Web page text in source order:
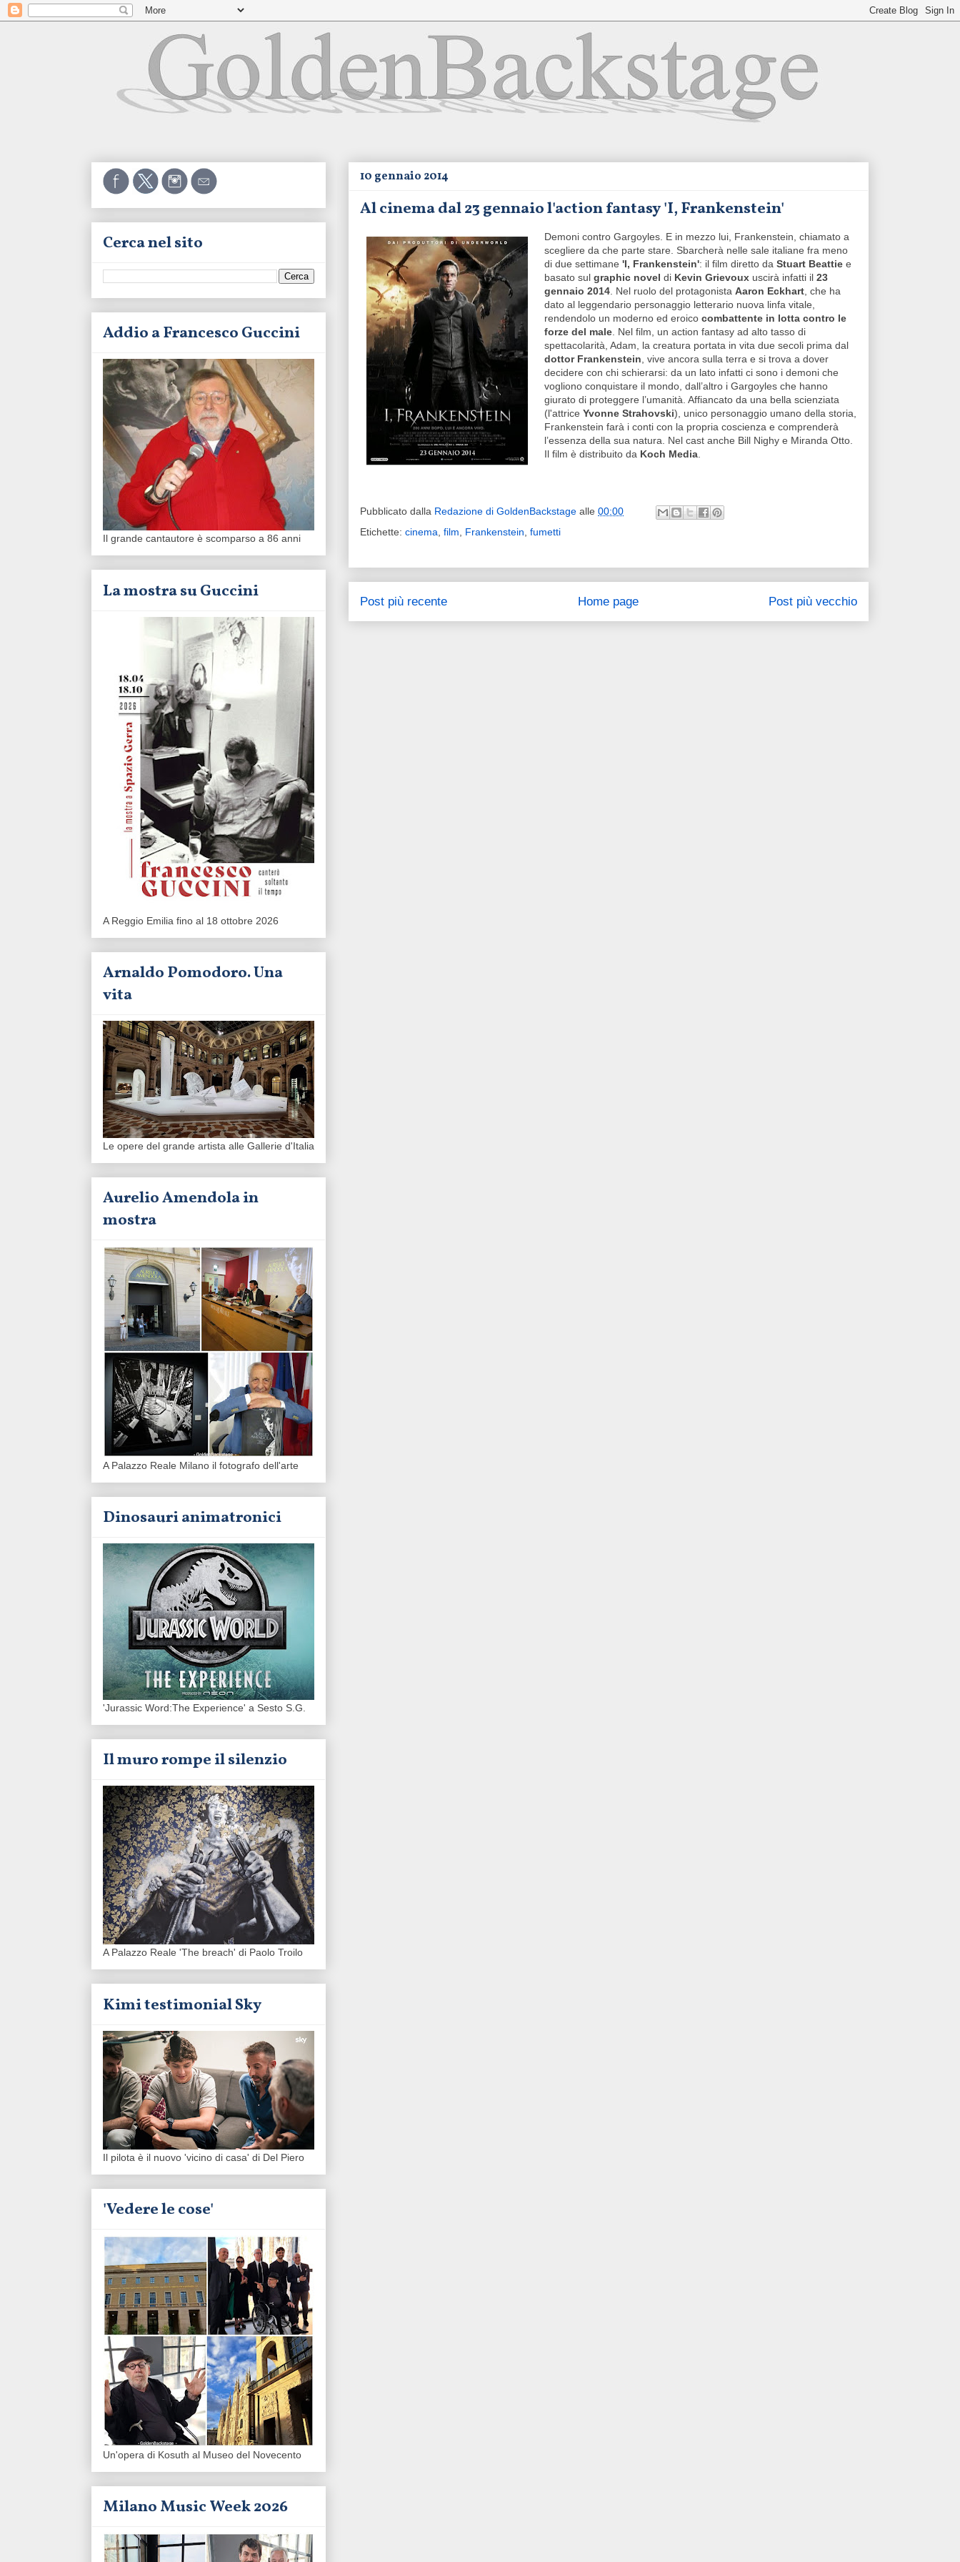
10 gennaio 2014
Al cinema dal 23 gennaio l'action fantasy 'I, Frankenstein'
Demoni contro Gargoyles. E in mezzo lui, Frankenstein, chiamato a
scegliere da che parte stare. Sbarcherà nelle sale italiane fra meno
di due settimane 'I, Frankenstein': il film diretto da Stuart Beattie e
basato sul graphic novel di Kevin Grievoux uscirà infatti il 23
gennaio 2014 . Nel ruolo del protagonista Aaron Eckhart , che ha
dato al leggendario personaggio letterario nuova linfa vitale,
rendendolo un moderno ed eroico combattente in lotta contro le
forze del male . Nel film, un action fantasy ad alto tasso di
spettacolarità, Adam, la creatura portata in vita due secoli prima dal
dottor Frankenstein , vive ancora sulla terra e si trova a dover
decidere con chi schierarsi: da un lato infatti ci sono i demoni che
vogliono conquistare il mondo, dall’altro i Gargoyles che hanno
giurato di proteggere l’umanità. Affiancato da una bella scienziata
(l'attrice Yvonne Strahovski), unico personaggio umano della storia,
Frankenstein farà i conti con la propria coscienza e comprenderà
l’essenza della sua natura. Nel cast anche Bill Nighy e Miranda Otto.
Il film è distribuito da Koch Media
Pubblicato dalla Redazione di GoldenBackstage alle 00:00
Etichette: cinema film Frankenstein fumetti
Post più recente Post più vecchio
Home page
Cerca nel sito
Addio a Francesco Guccini
Il grande cantautore è scomparso a 86 anni
La mostra su Guccini
A Reggio Emilia fino al 18 ottobre 2026
Arnaldo Pomodoro. Una
vita
Le opere del grande artista alle Gallerie d'Italia
Aurelio Amendola in
mostra
A Palazzo Reale Milano il fotografo dell'arte
Dinosauri animatronici
'Jurassic Word:The Experience' a Sesto S.G.
Il muro rompe il silenzio
A Palazzo Reale 'The breach' di Paolo Troilo
Kimi testimonial Sky
Il pilota è il nuovo 'vicino di casa' di Del Piero
'Vedere le cose'
Un'opera di Kosuth al Museo del Novecento
Milano Music Week 2026